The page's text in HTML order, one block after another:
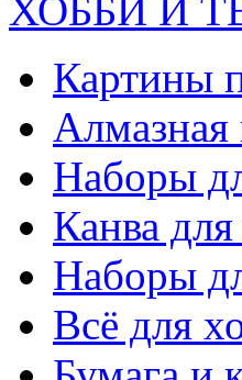
ХОББИ И
Картины
Наборы
Канва
Наборы
Всё для